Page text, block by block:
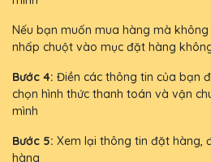
Nếu bạn muốn mua hàng mà
nhấp chuột vào mục đặt hàng
Bước 4: Điền các thông tin của bạn
chọn hình thức thanh toán và vận
mình
Bước 5: Xem lại thông tin đặt hàng,
hàng